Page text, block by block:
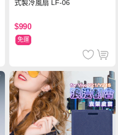
式製冷風扇 LF-06
$990
免運